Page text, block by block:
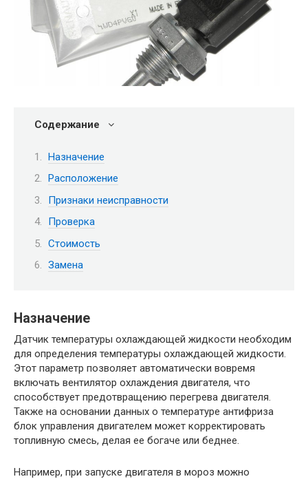
Содержание
Назначение
Расположение
Признаки неисправности
Проверка
Стоимость
Замена
Назначение
Датчик температуры охлаждающей жидкости необходим
для определения температуры охлаждающей жидкости.
Этот параметр позволяет автоматически вовремя
включать вентилятор охлаждения двигателя, что
способствует предотвращению перегрева двигателя.
Также на основании данных о температуре антифриза
блок управления двигателем может корректировать
топливную смесь, делая ее богаче или беднее.
Например, при запуске двигателя в мороз можно